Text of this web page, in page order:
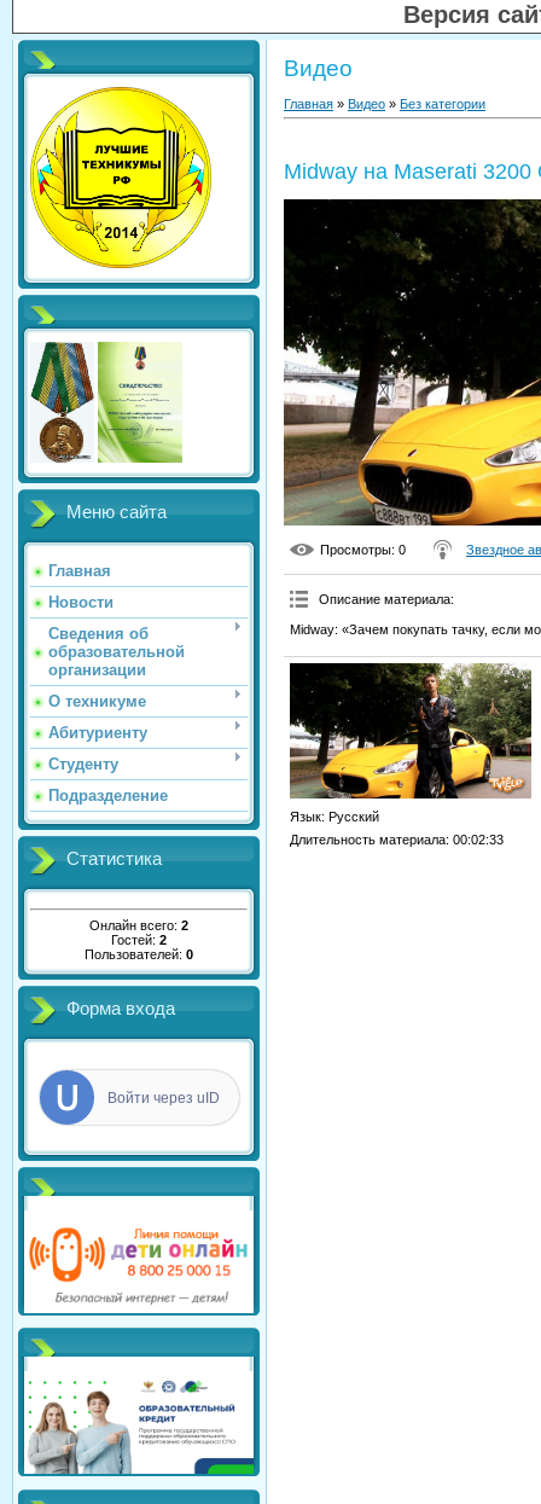
Версия
Меню сайта
Главная
Новости
Сведения об
образовательной
организации
О техникуме
Абитуриенту
Студенту
Подразделение
Статистика
Онлайн всего: 2
Гостей: 2
Пользователей: 0
Форма входа
Войти через uID
Видео
Главная » Видео » Без категории
Midway на Maserati 3200
Просмотры: 0 Звездное
Описание материала:
Midway: «Зачем покупать тачку, если
Язык: Русский
Длительность материала: 00:02:33